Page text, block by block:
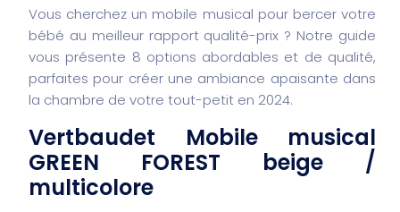
Vous cherchez un mobile musical pour bercer votre
bébé au meilleur rapport qualité-prix ? Notre guide
vous présente 8 options abordables et de qualité,
parfaites pour créer une ambiance apaisante dans
la chambre de votre tout-petit en 2024.
Vertbaudet Mobile musical
GREEN FOREST beige /
multicolore